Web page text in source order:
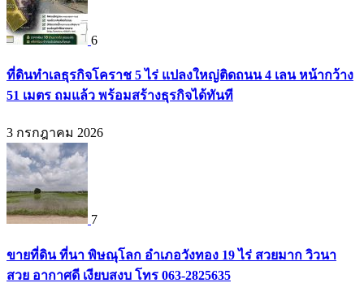
6
ที่ดินทำเลธุรกิจโคราช 5 ไร่ แปลงใหญ่ติดถนน 4 เลน หน้ากว้าง
51 เมตร ถมแล้ว พร้อมสร้างธุรกิจได้ทันที
3 กรกฎาคม 2026
7
ขายที่ดิน ที่นา พิษณุโลก อำเภอวังทอง 19 ไร่ สวยมาก วิวนา
สวย อากาศดี เงียบสงบ โทร 063-2825635